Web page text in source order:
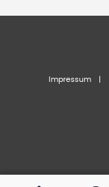
Impressum